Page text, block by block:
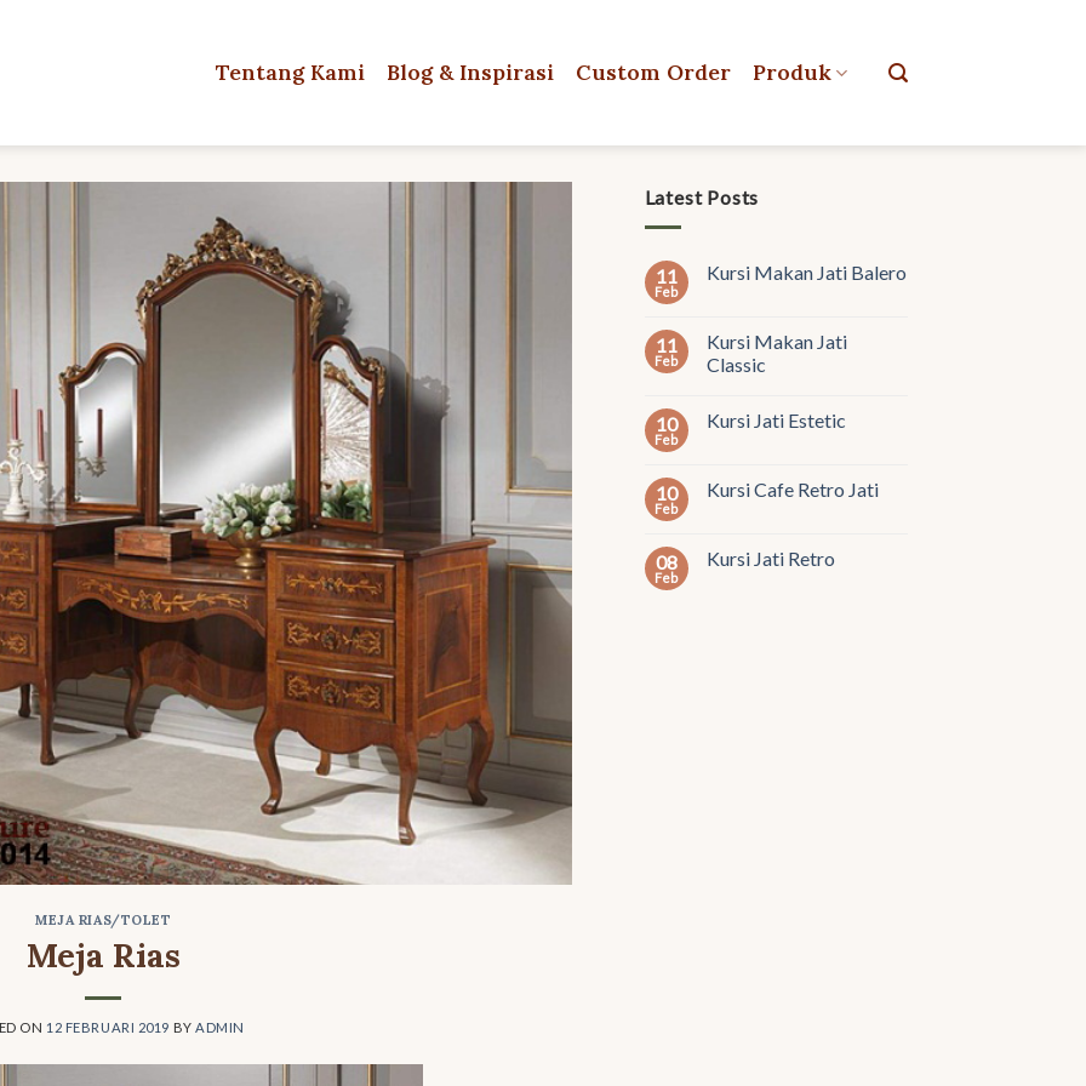
Tentang Kami Blog & Inspirasi Custom Order Produk
MEJA RIAS/TOLET
Meja Rias
ON 12 FEBRUARI 2019 BY ADMIN
Latest Posts
11
Feb
Kursi Makan Jati Balero
11
Feb
Kursi Makan Jati
Classic
10
Feb
Kursi Jati Estetic
10
Feb
Kursi Cafe Retro Jati
08
Feb
Kursi Jati Retro